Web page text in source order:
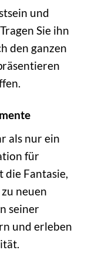
und
Sie ihn
den ganzen
als nur ein
für
die Fantasie,
neuen
seiner
und erleben